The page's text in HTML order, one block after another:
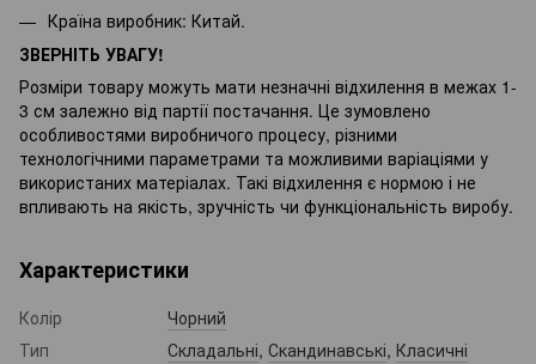
Країна виробник: Китай.
ЗВЕРНІТЬ УВАГУ!
Розміри товару можуть мати незначні відхилення в межах 1-
3 см залежно від партії постачання. Це зумовлено
особливостями виробничого процесу, різними
технологічними параметрами та можливими варіаціями у
використаних матеріалах. Такі відхилення є нормою і не
впливають на якість, зручність чи функціональність виробу.
Характеристики
Колір
Чорний
Тип
Складальні, Скандинавські, Класичні